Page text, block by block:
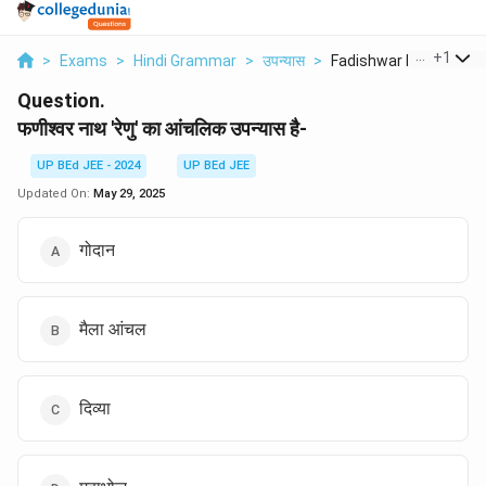
> Exams > Hindi Grammar > उपन्यास > Fadishwar Nath Renu
+1
Question.
फणीश्वर नाथ 'रेणु' का आंचलिक उपन्यास है-
UP BEd JEE - 2024
UP BEd JEE
Updated On: May 29, 2025
गोदान
मैला आंचल
दिव्या